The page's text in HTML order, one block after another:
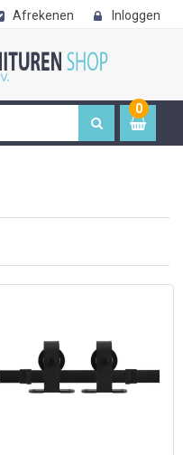
Afrekenen Inloggen
0
item